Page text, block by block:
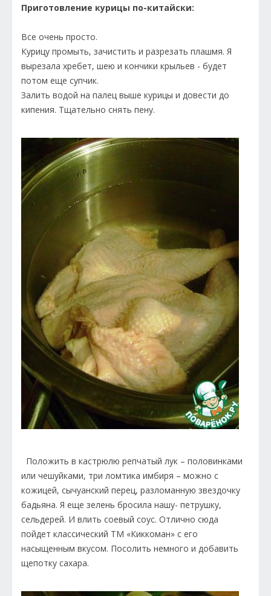
Приготовление курицы по-китайски:
Все очень просто.
Курицу промыть, зачистить и разрезать плашмя. Я
вырезала хребет, шею и кончики крыльев - будет
потом еще супчик.
Залить водой на палец выше курицы и довести до
кипения. Тщательно снять пену.
Положить в кастрюлю репчатый лук – половинками
или чешуйками, три ломтика имбиря – можно с
кожицей, сычуанский перец, разломанную звездочку
бадьяна. Я еще зелень бросила нашу- петрушку,
сельдерей. И влить соевый соус. Отлично сюда
пойдет классический ТМ «Киккоман» с его
насыщенным вкусом. Посолить немного и добавить
щепотку сахара.